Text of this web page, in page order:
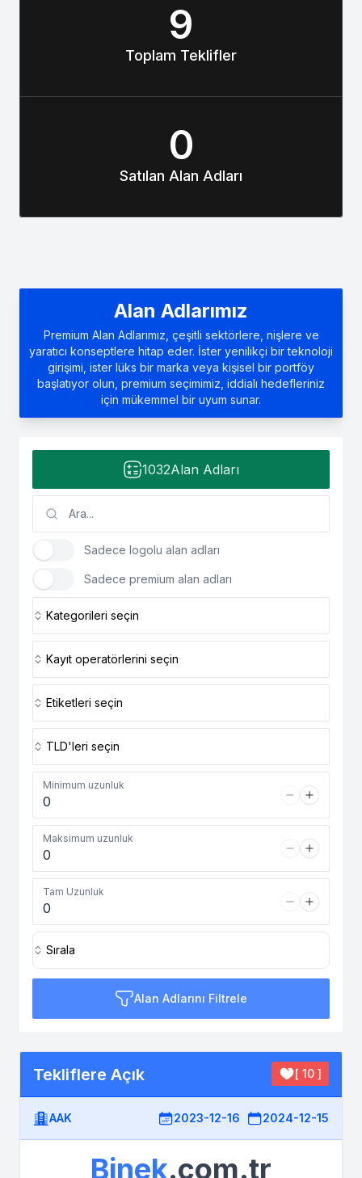
9
Toplam Teklifler
0
Satılan Alan Adları
Alan Adlarımız
Premium Alan Adlarımız, çeşitli sektörlere, nişlere ve
yaratıcı konseptlere hitap eder. İster yenilikçi bir teknoloji
girişimi, ister lüks bir marka veya kişisel bir portföy
başlatıyor olun, premium seçimimiz, iddialı hedefleriniz
için mükemmel bir uyum sunar.
1032Alan Adları
Sadece logolu alan adları
Sadece premium alan adları
Kategorileri seçin
Kayıt operatörlerini seçin
Etiketleri seçin
TLD'leri seçin
Minimum uzunluk
Maksimum uzunluk
Tam Uzunluk
Sırala
Alan Adlarını Filtrele
Tekliflere Açık [ 10 ]
AAK 2023-12-16 2024-12-15
Binek.com.tr